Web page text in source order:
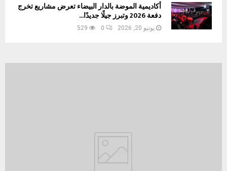
أكاديمية الموضة بالدار البيضاء تعرض مشاريع تخرج
دفعة 2026 وتبرز جيلًا جديدًا...
يونيو 20, 2026 0
529